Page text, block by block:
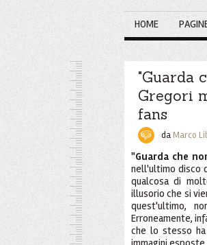
HOME
"Guarda
Gregori
fans
daMarco
"Guarda che
nell'ultimo disco
qualcosa di
illusorio che si
quest'ultimo,
Erroneamente,
che lo stesso